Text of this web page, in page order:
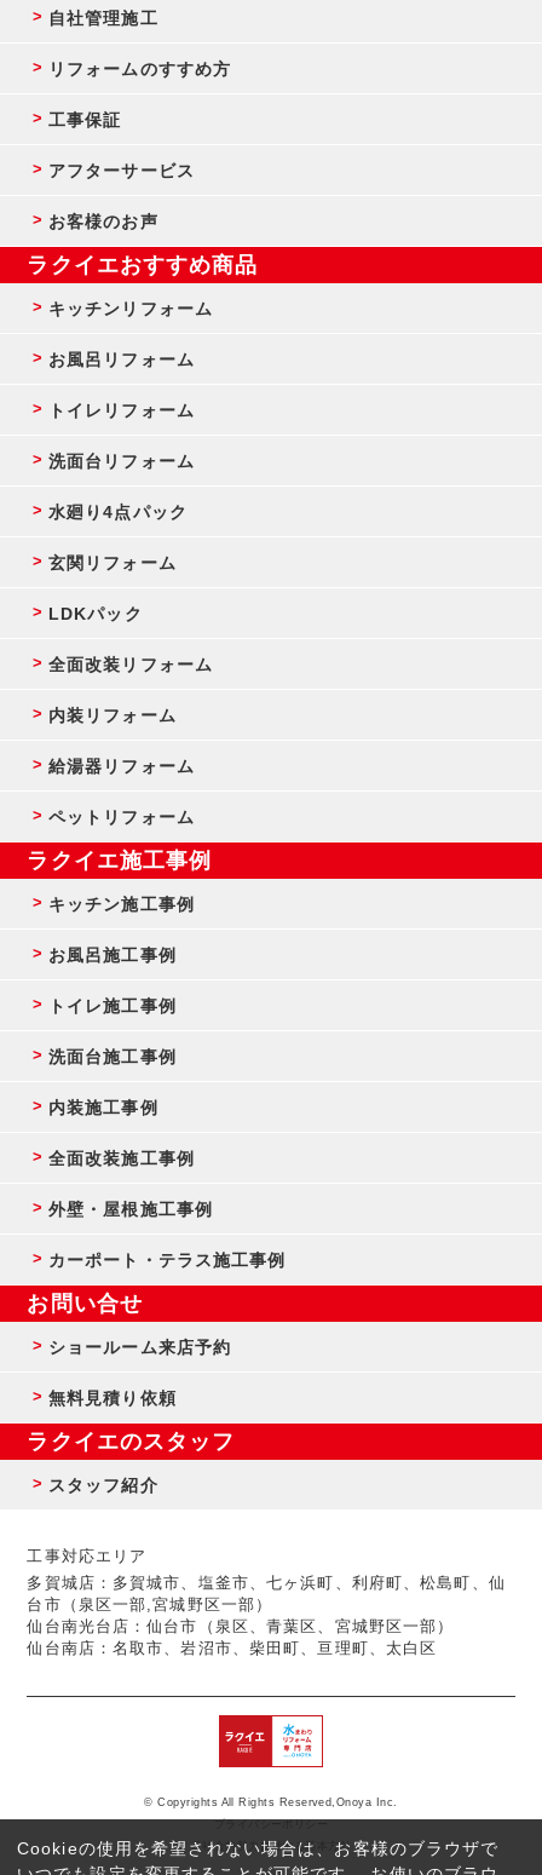
Cookieの使用を希望されない場合は、お客様のブラウザで
反社会的勢力に対する基本方針
© Copyrights All Rights Reserved,Onoya Inc.
自社管理施工
リフォームのすすめ方
工事保証
アフターサービス
お客様のお声
ラクイエおすすめ商品
キッチンリフォーム
お風呂リフォーム
トイレリフォーム
洗面台リフォーム
水廻り4点パック
玄関リフォーム
LDKパック
全面改装リフォーム
内装リフォーム
給湯器リフォーム
ペットリフォーム
ラクイエ施工事例
キッチン施工事例
お風呂施工事例
トイレ施工事例
洗面台施工事例
内装施工事例
全面改装施工事例
外壁・屋根施工事例
カーポート・テラス施工事例
お問い合せ
ショールーム来店予約
無料見積り依頼
ラクイエのスタッフ
スタッフ紹介
工事対応エリア
多賀城店：多賀城市、塩釜市、七ヶ浜町、利府町、松島町、仙
台市（泉区一部,宮城野区一部）
仙台南光台店：仙台市（泉区、青葉区、宮城野区一部）
仙台南店：名取市、岩沼市、柴田町、亘理町、太白区